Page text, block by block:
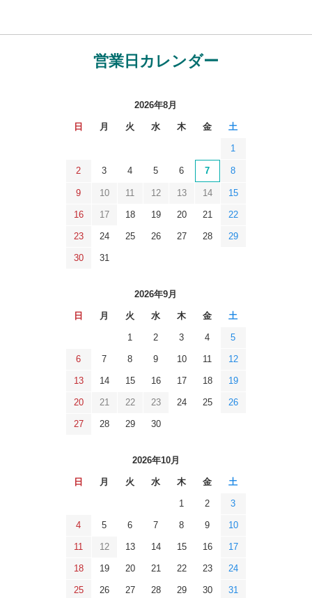
営業日カレンダー
2026年8月
日 月 火 水 木 金 土
1
2 3 4 5 6 7 8
9 10 11 12 13 14 15
16 17 18 19 20 21 22
23 24 25 26 27 28 29
30 31
2026年9月
日 月 火 水 木 金 土
1 2 3 4 5
6 7 8 9 10 11 12
13 14 15 16 17 18 19
20 21 22 23 24 25 26
27 28 29 30
2026年10月
日 月 火 水 木 金 土
1 2 3
4 5 6 7 8 9 10
11 12 13 14 15 16 17
18 19 20 21 22 23 24
25 26 27 28 29 30 31